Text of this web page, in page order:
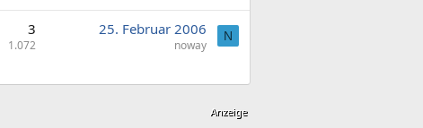
3
1.072
25. Februar 2006
noway
N